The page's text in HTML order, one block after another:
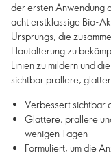
der ersten Anwendung
acht erstklassige Bio-
Ursprungs, die
Hautalterung zu
Linien zu mildern und
sichtbar prallere,
Verbessert sichtbar
Glattere, prallere
wenigen Tagen
Formuliert, um die